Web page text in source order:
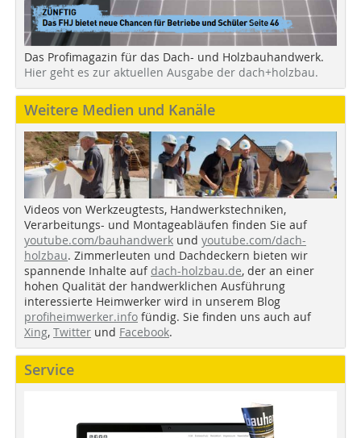
Das Profimagazin für das Dach- und Holzbauhandwerk.
Hier geht es zur aktuellen Ausgabe der dach+holzbau.
Weitere Medien und Kanäle
Videos von Werkzeugtests, Handwerkstechniken,
Verarbeitungs- und Montageabläufen finden Sie auf
youtube.com/bauhandwerk und youtube.com/dach-
holzbau. Zimmerleuten und Dachdeckern bieten wir
spannende Inhalte auf dach-holzbau.de, der an einer
hohen Qualität der handwerklichen Ausführung
interessierte Heimwerker wird in unserem Blog
profiheimwerker.info fündig. Sie finden uns auch auf
Xing, Twitter und Facebook.
Service